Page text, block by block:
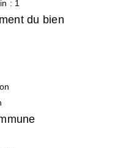
: 1
du bien